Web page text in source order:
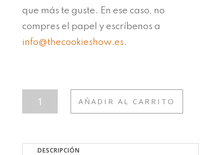
que más te guste. En ese caso, no
compres el papel y escríbenos a
info@thecookieshow.es.
HERMOSAS
AÑADIR AL CARRITO
DESCRIPCIÓN